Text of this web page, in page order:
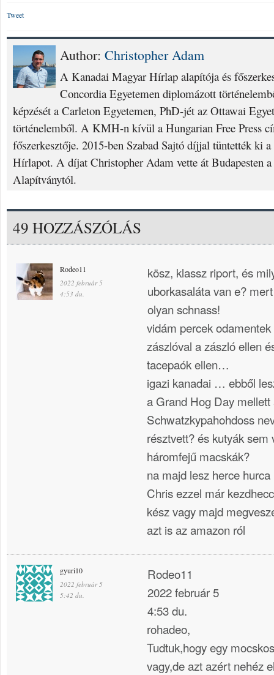
Tweet
Author: Christopher Adam
A Kanadai Magyar Hírlap alapítója és
Concordia Egyetemen diplomázott
képzését a Carleton Egyetemen, PhD-jét az Ottawai
történelemből. A KMH-n kívül a Hungarian Free Press
főszerkesztője. 2015-ben Szabad Sajtó díjjal tüntették ki
Hírlapot. A díjat Christopher Adam vette át Budapesten a
Alapítványtól.
49 HOZZÁSZÓLÁS
Rodeo11
2022 február 5
4:53 du.
kösz, klassz riport, és
uborkasaláta van e?
olyan schnass!
vidám percek
zászlóval a zászló ellen
tacepaók ellen…
igazi kanadai … ebből
a Grand Hog Day mellett
Schwatzkypahohdoss
résztvett? és kutyák sem
háromfejű macskák?
na majd lesz herce hurca
Chris ezzel már
kész vagy majd
azt is az amazon ról
gyuri10
2022 február 5
5:42 du.
Rodeo11
2022 február 5
4:53 du.
rohadeo,
Tudtuk,hogy egy
vagy,de azt azért nehéz